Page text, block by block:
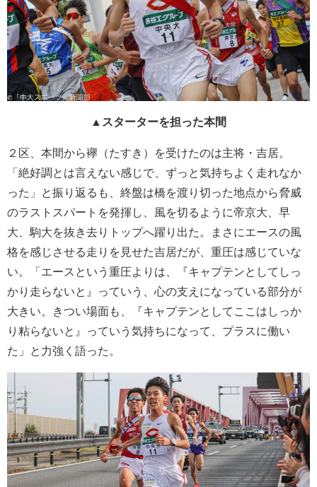
▲ スターターを担った本間
２区、本間から襷（たすき）を受けたのは主将・吉居。
「絶好調とは言えない感じで、ずっと気持ちよく走れなか
った」と振り返るも、終盤は橋を渡り切った地点から脅威
のラストスパートを発揮し、風を切るように帝京大、早
大、駒大を抜き去りトップへ躍り出た。まさにエースの風
格を感じさせる走りを見せた吉居だが、重圧は感じていな
い。「エースという重圧よりは、『キャプテンとしてしっ
かり走らないと』っていう、心の支えになっている部分が
大きい。きつい場面も、『キャプテンとしてここはしっか
り粘らないと』っていう気持ちになって、プラスに働い
た」と力強く語った。